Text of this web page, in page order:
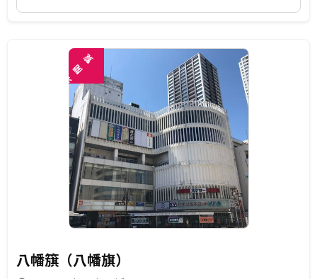
未
閲
覧
八幡簱（八幡旗）